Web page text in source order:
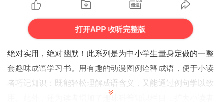
打开APP 收听完整版
绝对实用，绝对幽默！此系列是为中小学生量身定做的一整
套趣味成语学习书。用有趣的动漫图例诠释成语，便于小读
者巧记知识：既能轻松理解成语含义，又能通过例句学以致